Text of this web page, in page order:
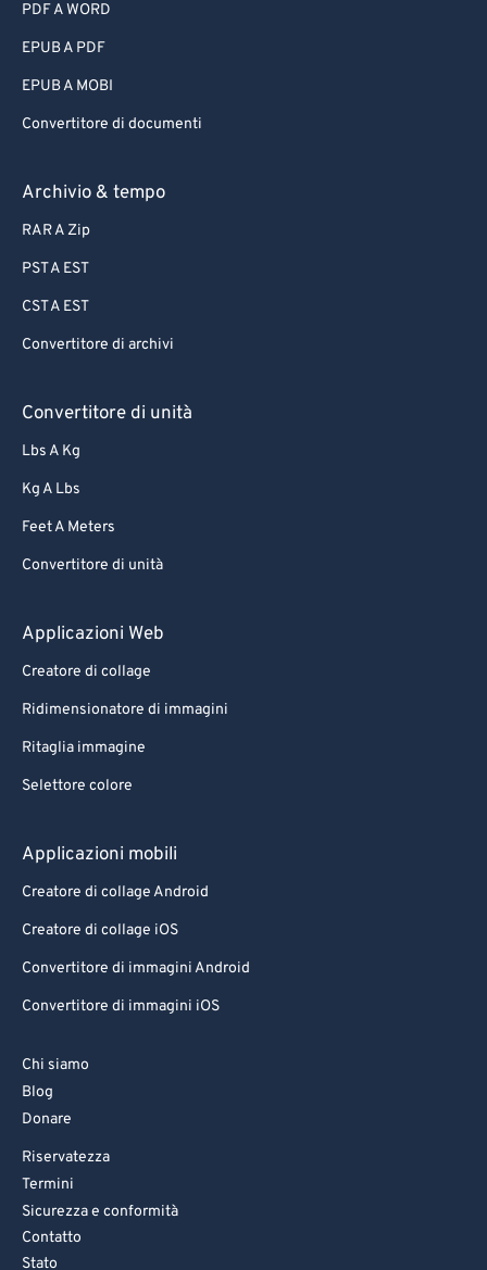
PDF A WORD
EPUB A PDF
EPUB A MOBI
Convertitore di documenti
Archivio & tempo
RAR A Zip
PST A EST
CST A EST
Convertitore di archivi
Convertitore di unità
Lbs A Kg
Kg A Lbs
Feet A Meters
Convertitore di unità
Applicazioni Web
Creatore di collage
Ridimensionatore di immagini
Ritaglia immagine
Selettore colore
Applicazioni mobili
Creatore di collage Android
Creatore di collage iOS
Convertitore di immagini Android
Convertitore di immagini iOS
Chi siamo
Blog
Donare
Riservatezza
Termini
Sicurezza e conformità
Contatto
Stato